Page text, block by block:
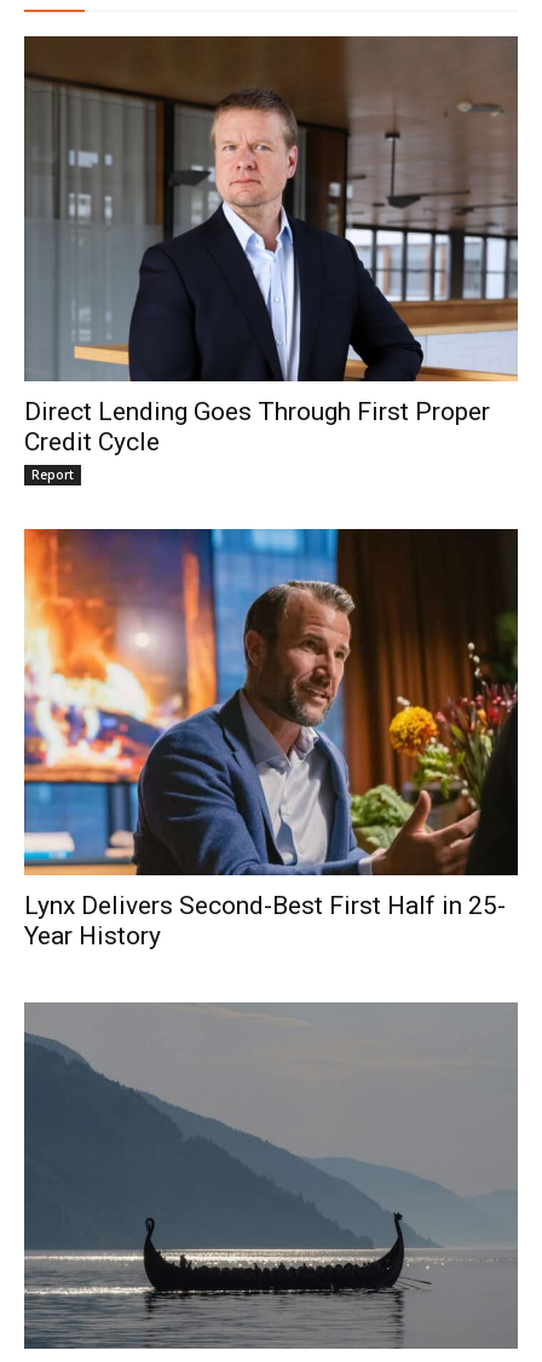
Direct Lending Goes Through First Proper
Credit Cycle
Report
Lynx Delivers Second-Best First Half in 25-
Year History